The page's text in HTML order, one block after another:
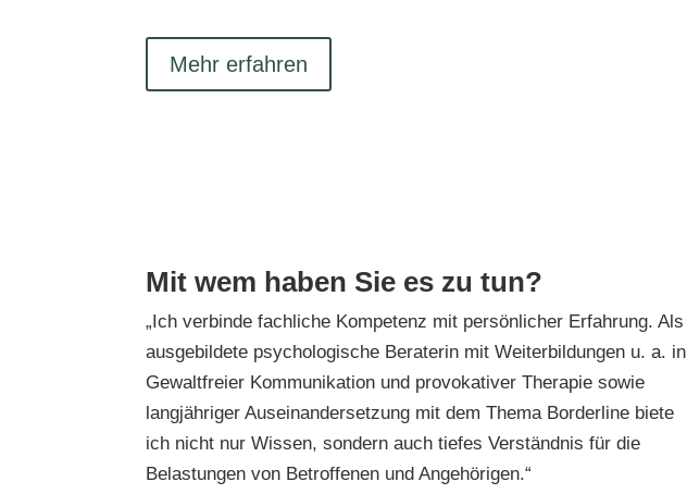
Mehr erfahren
Mit wem haben Sie es zu tun?
„Ich verbinde fachliche Kompetenz mit persönlicher Erfahrung. Als
ausgebildete psychologische Beraterin mit Weiterbildungen u. a. in
Gewaltfreier Kommunikation und provokativer Therapie sowie
langjähriger Auseinandersetzung mit dem Thema Borderline biete
ich nicht nur Wissen, sondern auch tiefes Verständnis für die
Belastungen von Betroffenen und Angehörigen.“